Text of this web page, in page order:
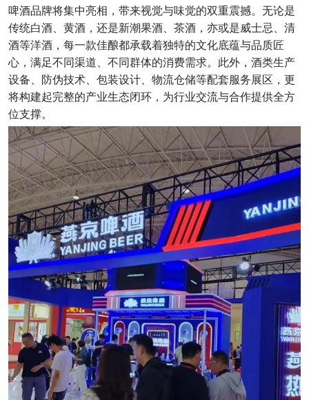
啤酒品牌将集中亮相，带来视觉与味觉的双重震撼。无论是
传统白酒、黄酒，还是新潮果酒、茶酒，亦或是威士忌、清
酒等洋酒，每一款佳酿都承载着独特的文化底蕴与品质匠
心，满足不同渠道、不同群体的消费需求。此外，酒类生产
设备、防伪技术、包装设计、物流仓储等配套服务展区，更
将构建起完整的产业生态闭环，为行业交流与合作提供全方
位支撑。